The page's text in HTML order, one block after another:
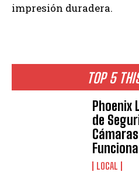
TOP 5
Phoenix
de
LOCAL
impresión duradera.